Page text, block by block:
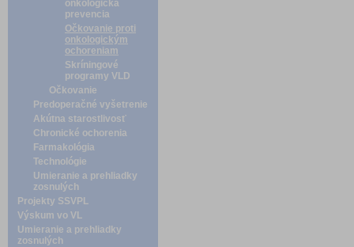
onkologická
prevencia
Očkovanie proti
onkologickým
ochoreniam
Skríningové
programy VLD
Očkovanie
Predoperačné vyšetrenie
Akútna starostlivosť
Chronické ochorenia
Farmakológia
Technológie
Umieranie a prehliadky
zosnulých
Projekty SSVPL
Výskum vo VL
Umieranie a prehliadky
zosnulých